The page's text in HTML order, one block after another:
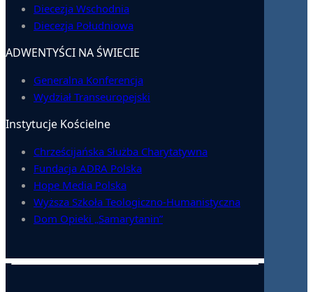
Diecezja Wschodnia
Diecezja Południowa
ADWENTYŚCI NA ŚWIECIE
Generalna Konferencja
Wydział Transeuropejski
Instytucje Kościelne
Chrześcijańska Służba Charytatywna
Fundacja ADRA Polska
Hope Media Polska
Wyższa Szkoła Teologiczno-Humanistyczna
Dom Opieki „Samarytanin”